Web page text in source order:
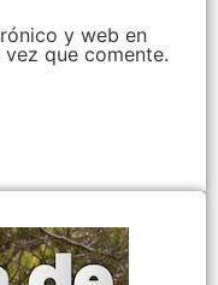
y web en
que comente.